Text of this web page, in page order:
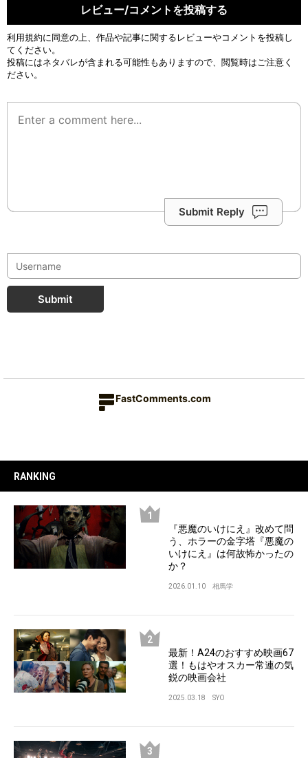
レビュー/コメントを投稿する
利用規約に同意の上、作品や記事に関するレビューやコメントを投稿し
てください。
投稿にはネタバレが含まれる可能性もありますので、閲覧時はご注意く
ださい。
Submit Reply
Submit
FastComments.com
RANKING
『悪魔のいけにえ』改めて問
う、ホラーの金字塔『悪魔の
いけにえ』は何故怖かったの
か？
2026.01.10 相馬学
最新！A24のおすすめ映画67
選！もはやオスカー常連の気
鋭の映画会社
2025.03.18 SYO